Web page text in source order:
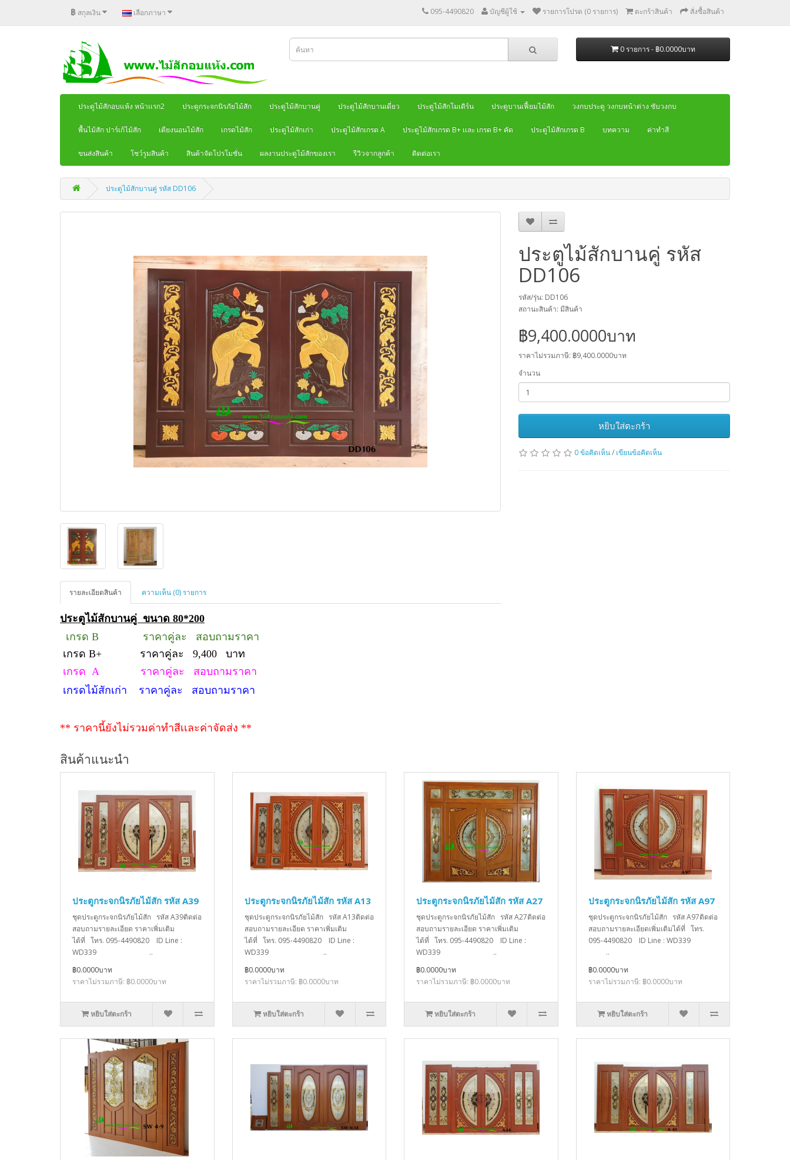
฿ สกุลเงิน เลือกภาษา 095-4490820 บัญชีผู้ใช้ รายการโปรด (0 รายการ) ตะกร้าสินค้า สั่งซื้อสินค้า
0 รายการ - ฿0.0000บาท
ประตูไม้สักอบแห้ง หน้าเเรก2 ประตูกระจกนิรภัยไม้สัก ประตูไม้สักบานคู่ ประตูไม้สักบานเดี่ยว ประตูไม้สักโมเดิร์น ประตูบานเฟี้ยมไม้สัก วงกบประตู วงกบหน้าต่าง ซับวงกบ
พื้นไม้สัก ปาร์เก้ไม้สัก เตียงนอนไม้สัก เกรดไม้สัก ประตูไม้สักเก่า ประตูไม้สักเกรด A ประตูไม้สักเกรด B+ เเละ เกรด B+ คัด ประตูไม้สักเกรด B บทความ ค่าทำสี
ขนส่งสินค้า โชว์รูมสินค้า สินค้าจัดโปรโมชั่น ผลงานประตูไม้สักของเรา รีวิวจากลูกค้า ติดต่อเรา
ประตูไม้สักบานคู่ รหัส DD106
รายละเอียดสินค้า ความเห็น (0) รายการ
ประตูไม้สักบานคู่ ขนาด 80*200
เกรด B ราคาคู่ละ สอบถามราคา
เกรด B+ ราคาคู่ละ 9,400 บาท
เกรด A ราคาคู่ละ สอบถามราคา
เกรดไม้สักเก่า ราคาคู่ละ สอบถามราคา
** ราคานี้ยังไม่รวมค่าทำสีเเละค่าจัดส่ง **
ประตูไม้สักบานคู่ รหัส
DD106
รหัส/รุ่น: DD106
สถานะสินค้า: มีสินค้า
฿9,400.0000บาท
ราคาไม่รวมภาษี: ฿9,400.0000บาท
จำนวน
หยิบใส่ตะกร้า
0 ข้อคิดเห็น/ เขียนข้อคิดเห็น
สินค้าแนะนำ
ประตูกระจกนิรภัยไม้สัก รหัส A39
ชุดประตูกระจกนิรภัยไม้สัก รหัส A39ติดต่อ
สอบถามรายละเอียด ราคาเพิ่มเติม
ได้ที่ โทร. 095-4490820 ID Line :
WD339 ..
฿0.0000บาท
ราคาไม่รวมภาษี: ฿0.0000บาท
หยิบใส่ตะกร้า
ประตูกระจกนิรภัยไม้สัก รหัส A13
ชุดประตูกระจกนิรภัยไม้สัก รหัส A13ติดต่อ
สอบถามรายละเอียด ราคาเพิ่มเติม
ได้ที่ โทร. 095-4490820 ID Line :
WD339 ..
฿0.0000บาท
ราคาไม่รวมภาษี: ฿0.0000บาท
หยิบใส่ตะกร้า
ประตูกระจกนิรภัยไม้สัก รหัส A27
ชุดประตูกระจกนิรภัยไม้สัก รหัส A27ติดต่อ
สอบถามรายละเอียด ราคาเพิ่มเติม
ได้ที่ โทร. 095-4490820 ID Line :
WD339 ..
฿0.0000บาท
ราคาไม่รวมภาษี: ฿0.0000บาท
หยิบใส่ตะกร้า
ประตูกระจกนิรภัยไม้สัก รหัส A97
ชุดประตูกระจกนิรภัยไม้สัก รหัส A97ติดต่อ
สอบถามรายละเอียดเพิ่มเติมได้ที่ โทร.
095-4490820 ID Line : WD339
..
฿0.0000บาท
ราคาไม่รวมภาษี: ฿0.0000บาท
หยิบใส่ตะกร้า